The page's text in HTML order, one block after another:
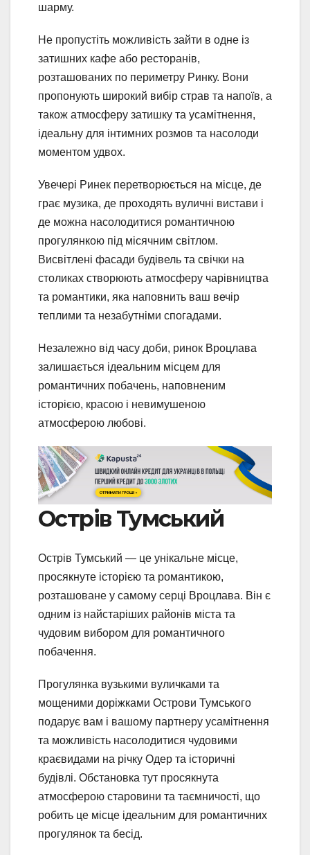
шарму.
Не пропустіть можливість зайти в одне із
затишних кафе або ресторанів,
розташованих по периметру Ринку. Вони
пропонують широкий вибір страв та напоїв, а
також атмосферу затишку та усамітнення,
ідеальну для інтимних розмов та насолоди
моментом удвох.
Увечері Ринек перетворюється на місце, де
грає музика, де проходять вуличні вистави і
де можна насолодитися романтичною
прогулянкою під місячним світлом.
Висвітлені фасади будівель та свічки на
столиках створюють атмосферу чарівництва
та романтики, яка наповнить ваш вечір
теплими та незабутніми спогадами.
Незалежно від часу доби, ринок Вроцлава
залишається ідеальним місцем для
романтичних побачень, наповненим
історією, красою і невимушеною
атмосферою любові.
Острів Тумський
Острів Тумський — це унікальне місце,
просякнуте історією та романтикою,
розташоване у самому серці Вроцлава. Він є
одним із найстаріших районів міста та
чудовим вибором для романтичного
побачення.
Прогулянка вузькими вуличками та
мощеними доріжками Острови Тумського
подарує вам і вашому партнеру усамітнення
та можливість насолодитися чудовими
краєвидами на річку Одер та історичні
будівлі. Обстановка тут просякнута
атмосферою старовини та таємничості, що
робить це місце ідеальним для романтичних
прогулянок та бесід.